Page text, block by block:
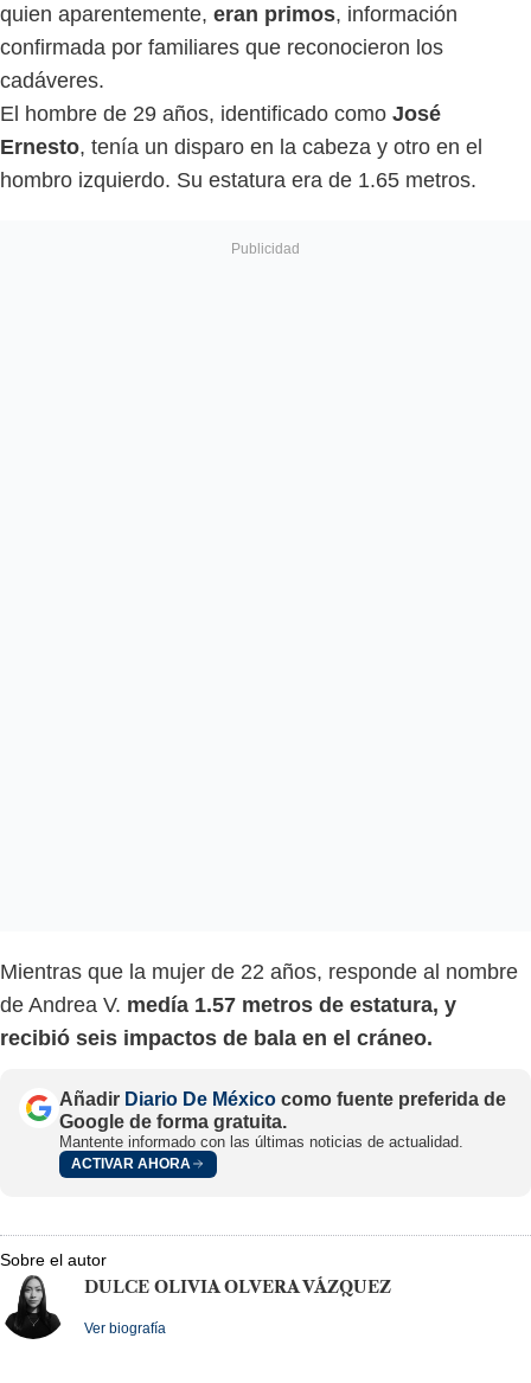
quien aparentemente, eran primos, información
confirmada por familiares que reconocieron los
cadáveres.
El hombre de 29 años, identificado como José
Ernesto, tenía un disparo en la cabeza y otro en el
hombro izquierdo. Su estatura era de 1.65 metros.
Mientras que la mujer de 22 años, responde al nombre
de Andrea V. medía 1.57 metros de estatura, y
recibió seis impactos de bala en el cráneo.
Añadir Diario De México como fuente preferida de
Google de forma gratuita.
Mantente informado con las últimas noticias de actualidad.
ACTIVAR AHORA
Sobre el autor
DULCE OLIVIA OLVERA VÁZQUEZ
Ver biografía